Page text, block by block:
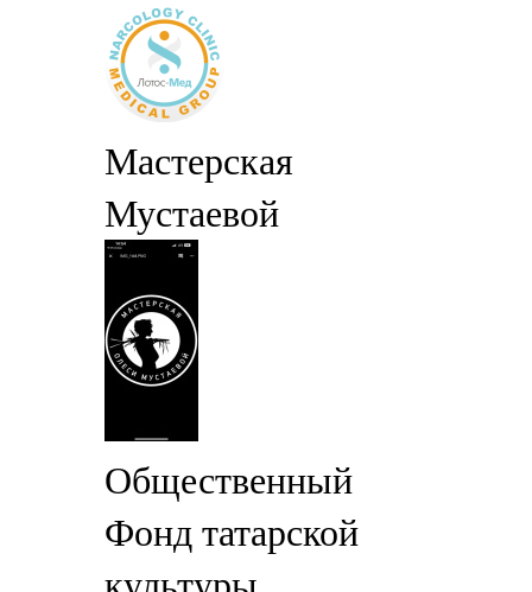
Мастерская
Мустаевой
Общественный
Фонд татарской